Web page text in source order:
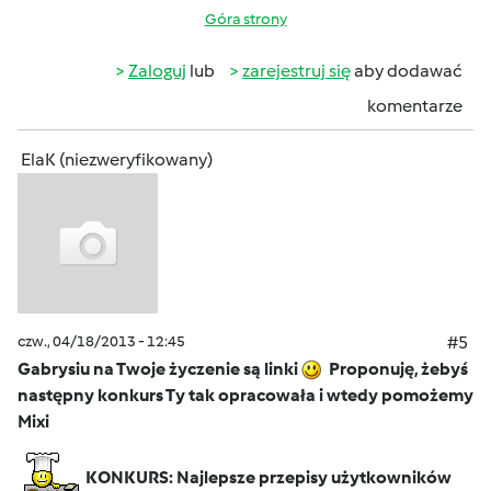
Góra strony
Zaloguj lub zarejestruj sięaby dodawać
komentarze
ElaK (niezweryfikowany)
czw., 04/18/2013 - 12:45
#5
Gabrysiu na Twoje życzenie są linki
Proponuję, żebyś
następny konkurs Ty tak opracowała i wtedy pomożemy
Mixi
KONKURS: Najlepsze przepisy użytkowników